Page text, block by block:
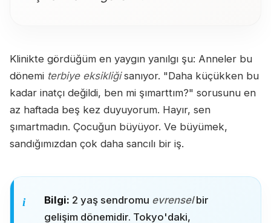
Klinikte gördüğüm en yaygın yanılgı şu: Anneler bu
dönemi terbiye eksikliğisanıyor. "Daha küçükken bu
kadar inatçı değildi, ben mi şımarttım?" sorusunu en
az haftada beş kez duyuyorum. Hayır, sen
şımartmadın. Çocuğun büyüyor. Ve büyümek,
sandığımızdan çok daha sancılı bir iş.
Bilgi: 2 yaş sendromu evrenselbir
gelişim dönemidir. Tokyo'daki,